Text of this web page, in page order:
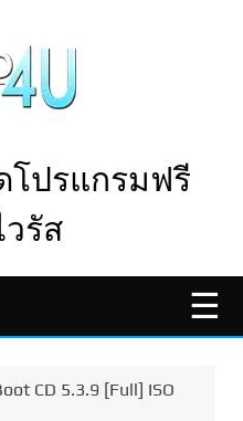
โปรแกรมฟรี
รัส
CD 5.3.9 [Full] ISO